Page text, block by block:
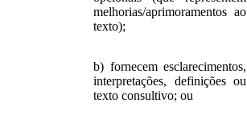
melhorias/aprimoramentos ao
texto);
b) fornecem esclarecimentos,
interpretações, definições ou
texto consultivo; ou